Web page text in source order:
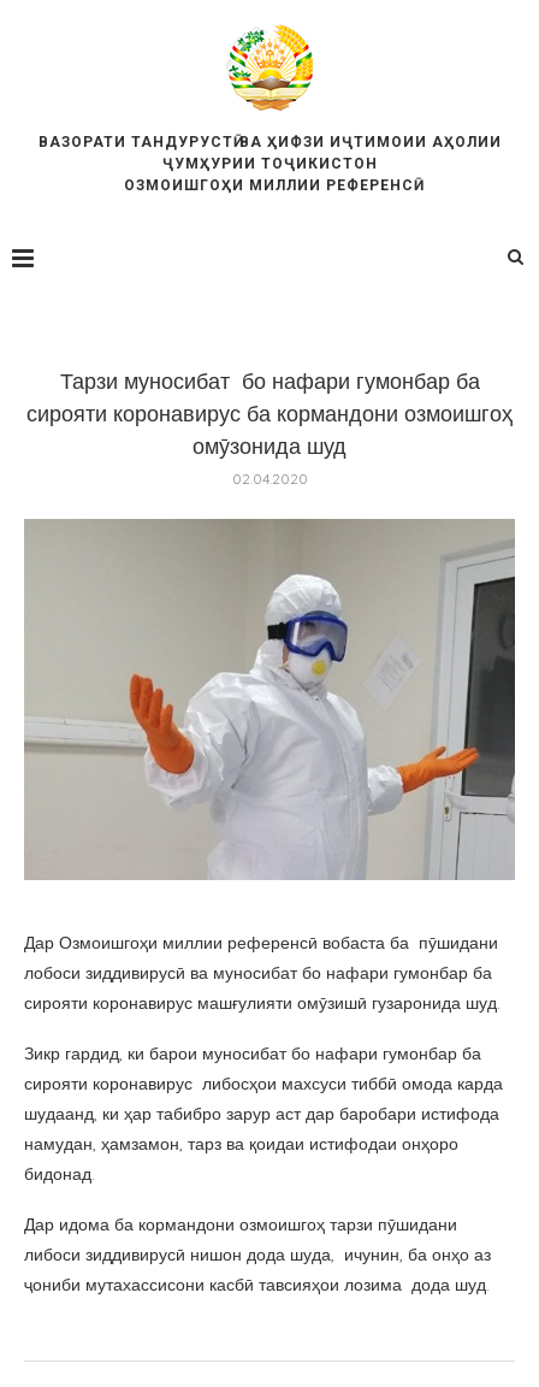
ВАЗОРАТИ ТАНДУРУСТӢ ВА ҲИФЗИ ИҶТИМОИИ АҲОЛИИ
ҶУМҲУРИИ ТОҶИКИСТОН
ОЗМОИШГОҲИ МИЛЛИИ РЕФЕРЕНСӢ
Тарзи муносибат бо нафари гумонбар ба
сирояти коронавирус ба кормандони озмоишгоҳ
омӯзонида шуд
02.04.2020
Дар Озмоишгоҳи миллии референсӣ вобаста ба пӯшидани
лобоси зиддивирусӣ ва муносибат бо нафари гумонбар ба
сирояти коронавирус машғулияти омӯзишӣ гузаронида шуд.
Зикр гардид, ки барои муносибат бо нафари гумонбар ба
сирояти коронавирус либосҳои махсуси тиббӣ омода карда
шудаанд, ки ҳар табибро зарур аст дар баробари истифода
намудан, ҳамзамон, тарз ва қоидаи истифодаи онҳоро
бидонад.
Дар идома ба кормандони озмоишгоҳ тарзи пӯшидани
либоси зиддивирусӣ нишон дода шуда, ичунин, ба онҳо аз
ҷониби мутахассисони касбӣ тавсияҳои лозима дода шуд.